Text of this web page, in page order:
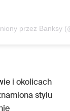
przez Banksy
i okolicach
stylu